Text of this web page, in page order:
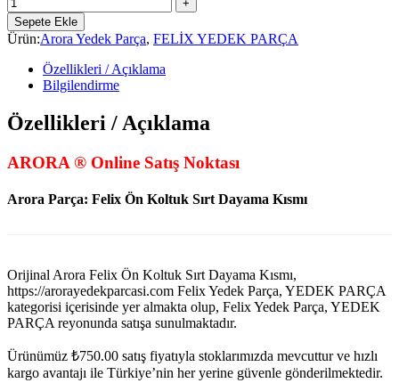
Sepete Ekle
Ürün:Arora Yedek Parça, FELİX YEDEK PARÇA
Özellikleri / Açıklama
Bilgilendirme
Özellikleri / Açıklama
ARORA ® Online Satış Noktası
Arora Parça: Felix Ön Koltuk Sırt Dayama Kısmı
Orijinal Arora Felix Ön Koltuk Sırt Dayama Kısmı,
https://arorayedekparcasi.com Felix Yedek Parça, YEDEK PARÇA
kategorisi içerisinde yer almakta olup, Felix Yedek Parça, YEDEK
PARÇA reyonunda satışa sunulmaktadır.
Ürünümüz ₺750.00 satış fiyatıyla stoklarımızda mevcuttur ve hızlı
kargo avantajı ile Türkiye’nin her yerine güvenle gönderilmektedir.